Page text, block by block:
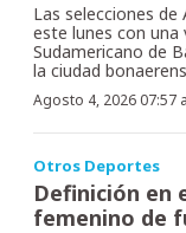
Las selecciones de
este lunes con una
Sudamericano de
la ciudad
Agosto 4, 2026 07:57
Otros Deportes
Definición en
femenino de